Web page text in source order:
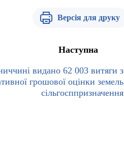
Версія для друку
Наступна
видано 62 003 витяги з
грошової оцінки земель
сільгосппризначення